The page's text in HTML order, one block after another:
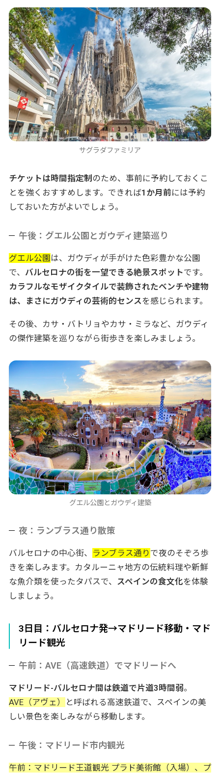
サグラダファミリア
チケットは時間指定制 のため、事前に予約しておくこ
とを強くおすすめします。できれば1か月前には予約
しておいた方がよいでしょう。
午後：グエル公園とガウディ建築巡り
グエル公園は、ガウディが手がけた色彩豊かな公園
で、 バルセロナの街を一望できる絶景スポットです。
カラフルなモザイクタイルで装飾されたベンチや建物
は、まさにガウディの芸術的センスを感じられます。
その後、カサ・バトリョやカサ・ミラなど、ガウディ
の傑作建築を巡りながら街歩きを楽しみましょう。
グエル公園とガウディ建築
夜：ランブラス通り散策
バルセロナの中心街、 ランブラス通り で夜のそぞろ歩
きを楽しみます。カタルーニャ地方の伝統料理や新鮮
な魚介類を使ったタパスで、 スペインの食文化を体験
しましょう。
3日目：バルセロナ発→マドリード移動・マド
リード観光
午前：AVE（高速鉄道）でマドリードへ
マドリード-バルセロナ間は鉄道で片道3時間弱。
AVE（アヴェ）
と呼ばれる高速鉄道で、スペインの美
しい景色を楽しみながら移動します。
午後：マドリード市内観光
午前：マドリード王道観光 プラド美術館（入場）、プ